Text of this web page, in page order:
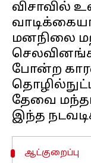
விசாவில்
மனநிலை
போன்ற
தேவை
ஆட்குறைப்பு